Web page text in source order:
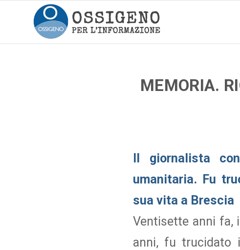
MEMORIA.
Il giornalista
umanitaria. Fu
sua vita a Brescia
Ventisette anni fa,
anni, fu trucidato